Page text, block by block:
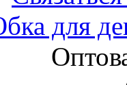
для